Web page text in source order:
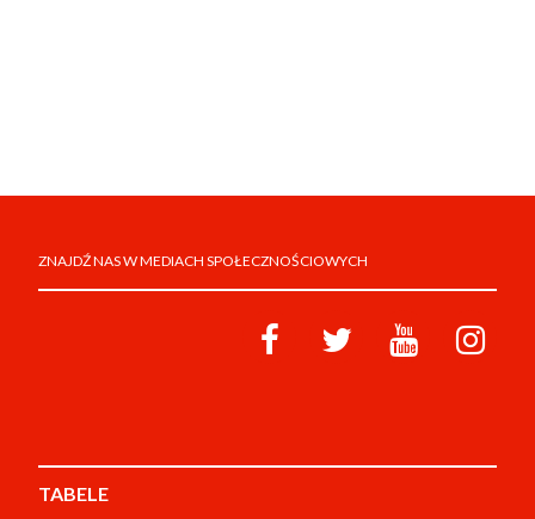
ZNAJDŹ NAS W MEDIACH SPOŁECZNOŚCIOWYCH
TABELE